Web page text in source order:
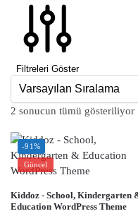
Filtreleri Göster
2 sonucun tümü gösteriliyor
-91%
Güncel
Kiddoz - School, Kindergarten
Education WordPress Theme